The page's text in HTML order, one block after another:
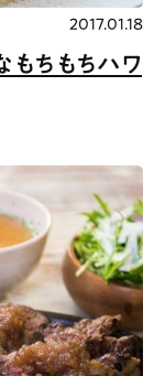
もちもちハワ
2017.01.18